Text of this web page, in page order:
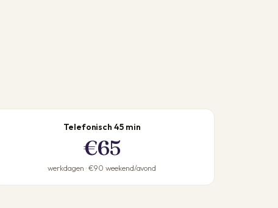
Telefonisch 45 min
€65
werkdagen · €90 weekend/avond